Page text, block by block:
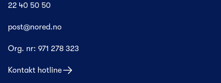
22 40 50 50
post@nored.no
Org. nr: 971 278 323
Kontakt hotline